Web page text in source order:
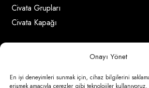
Onayı Yönet
En iyi deneyimleri sunmak için, cihaz bilgilerini
erişmek amacıyla çerezler gibi teknolojiler
Civata Grupları
Civata Kapağı
İletişim Detayları
Ömerli Mahallesi Risalet Sokak